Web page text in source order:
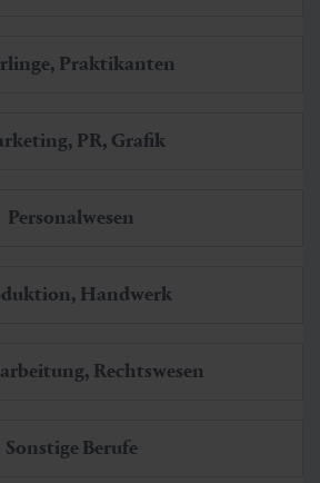
Praktikanten
PR, Grafik
Personalwesen
Handwerk
Rechtswesen
Sonstige Berufe